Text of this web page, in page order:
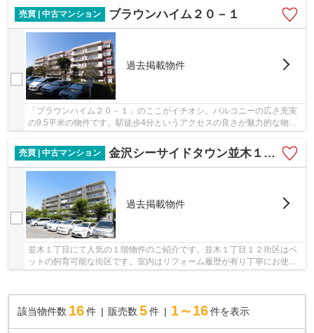
売買 | 中古マンション
ブラウンハイム２０－１
過去掲載物件
「ブラウンハイム２０－１」のここがイチオシ。バルコニーの広さ充実
の9.5平米の物件です。駅徒歩4分というアクセスの良さが魅力的な物件
売買 | 中古マンション
金沢シーサイドタウン並木１丁目第３住宅１２街区３号棟
過去掲載物件
並木１丁目にて人気の１階物件のご紹介です。並木１丁目１２街区はペ
ットの飼育可能な街区です。室内はリフォーム履歴が有り丁寧にお使い
です。ＬＤ部分と南側洋室に床暖房が入ってお...
該当物件数 16件 販売数 5 件 1～16 件を表示